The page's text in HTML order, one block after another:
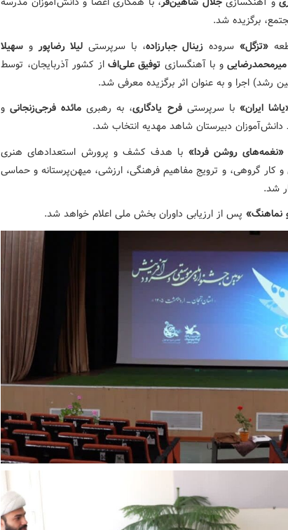
برگزیده شد.
«تزگل» سروده زینال جبارزاده، با سرپرستی لیلا رضاپورو سهیلا
و با آهنگسازی توفیق علی‌اف از کشور آذربایجان، توسط
رشد) اجرا و به عنوان اثر برگزیده معرفی شد.
ایران» با سرپرستیفرح یادگاری، به رهبری مائده فرجی‌زنجانیو
دبیرستان شاهد مهدیه انتخاب شد.
«نغمه‌های روشن فردا» با هدف کشف و پرورش استعدادهای هنری
کار گروهی، و ترویج مفاهیم فرهنگی، ارزشی، میهن‌پرستانه و حماسی
شد.
نماهنگ» پس از ارزیابی داوران بخش ملی اعلام خواهد شد.